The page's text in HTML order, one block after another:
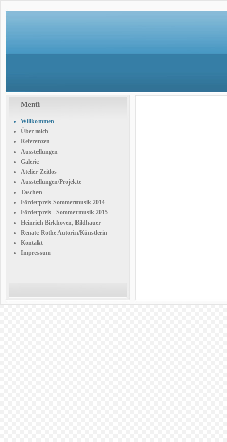
Menü
Willkommen
Über mich
Referenzen
Ausstellungen
Galerie
Atelier Zeitlos
Ausstellungen/Projekte
Taschen
Förderpreis-Sommermusik 2014
Förderpreis - Sommermusik 2015
Heinrich Birkhoven, Bildhauer
Renate Rothe Autorin/Künstlerin
Kontakt
Impressum